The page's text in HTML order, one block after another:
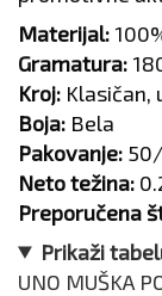
Materijal:
Gramatura:
Kroj: Klasičan,
Boja: Bela
Pakovanje:
Neto težina:
Preporučena
Prikaži
UNO MUŠKA